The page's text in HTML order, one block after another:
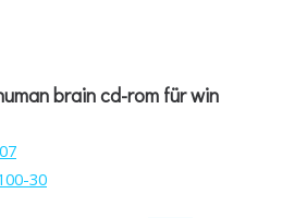
brain cd-rom für win